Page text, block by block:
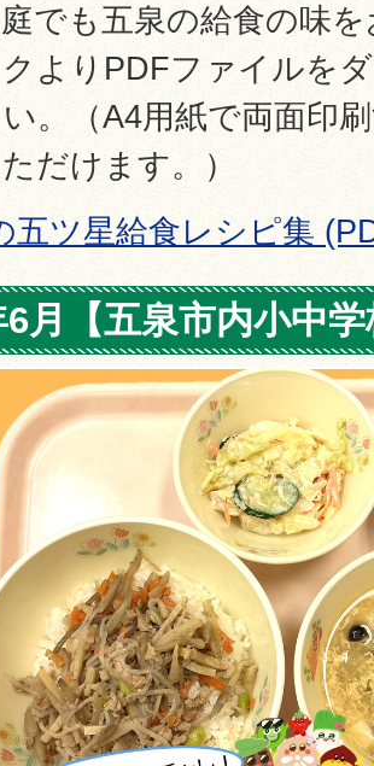
でも五泉の給食の味
よりPDFファイルを
。（A4用紙で両面印
だけます。）
五ツ星給食レシピ集
月【五泉市内小中